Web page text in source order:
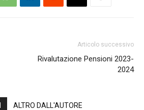
Articolo successivo
Rivalutazione Pensioni 2023-
2024
ALTRO DALL'AUTORE